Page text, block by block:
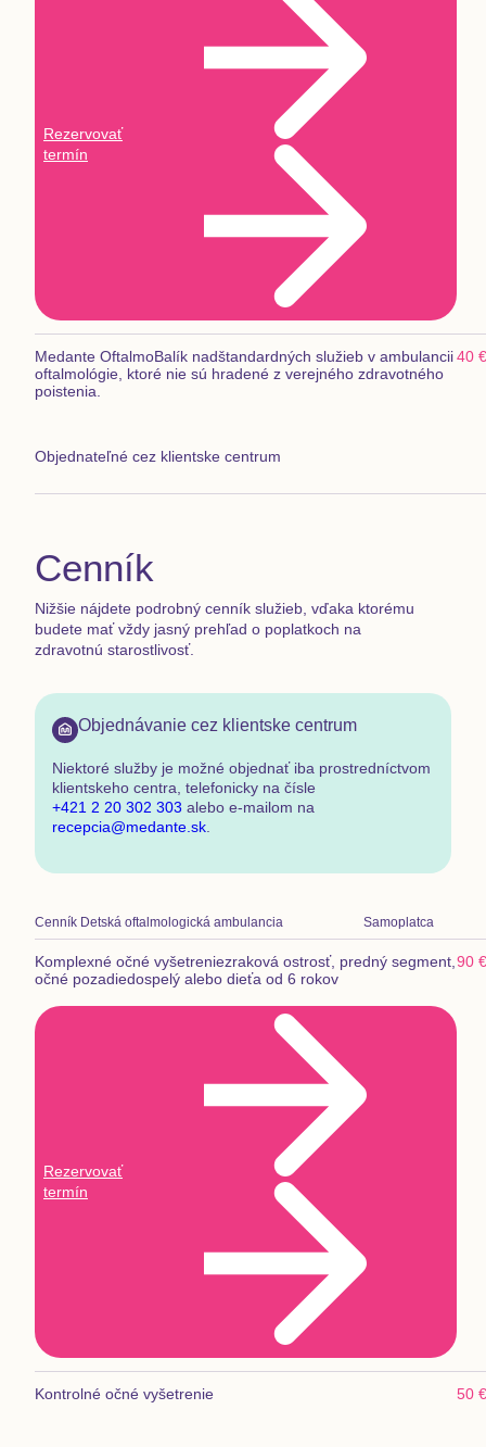
Rezervovať
termín
Medante OftalmoBalík nadštandardných služieb v ambulancii
oftalmológie, ktoré nie sú hradené z verejného zdravotného
poistenia.
Objednateľné cez klientske centrum
40 €
Cenník
Nižšie nájdete podrobný cenník služieb, vďaka ktorému
budete mať vždy jasný prehľad o poplatkoch na
zdravotnú starostlivosť.
Objednávanie cez klientske centrum
Niektoré služby je možné objednať iba prostredníctvom
klientskeho centra telefonicky na čísle
+421 2 20 302 303 alebo e-mailom na
recepcia@medante.sk
Cenník Detská oftalmologická ambulancia Samoplatca
Komplexné očné vyšetreniezraková ostrosť, predný segment,
očné pozadiedospelý alebo dieťa od 6 rokov
Rezervovať
termín
90 €
Kontrolné očné vyšetrenie 50 €